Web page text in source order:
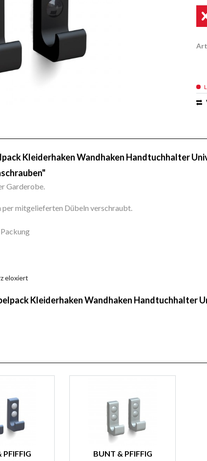
Kleiderhaken Wandhaken Handtuchhalter
Garderobe.
per mitgelieferten Dübeln verschraubt.
eloxiert
Kleiderhaken Wandhaken Handtuchhalter
PFIFFIG
BUNT & PFIFFIG